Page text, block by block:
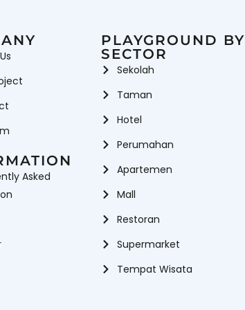
Playground Indoor & Outdoor
Asked
PLAYGROUND BY
SECTOR
Sekolah
Taman
Hotel
Perumahan
Apartemen
Mall
Restoran
Supermarket
Tempat Wisata